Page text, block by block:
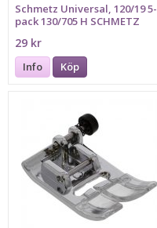
Schmetz Universal, 120/19 5-
pack 130/705 H SCHMETZ
29 kr
Info Köp